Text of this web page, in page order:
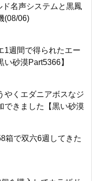
名声システムと黒鳳
(08/06)
1週間で得られたエー
砂漠Part5366】
やくエダニアボスなジ
できました【黒い砂漠
箱で双六6週してきた